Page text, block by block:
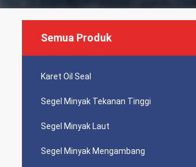
Semua Produk
Karet Oil Seal
Segel Minyak Tekanan Tinggi
Segel Minyak Laut
Segel Minyak Mengambang